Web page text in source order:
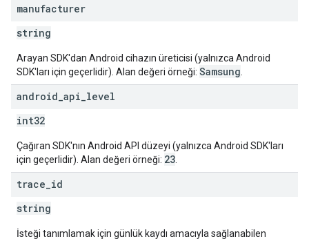
manufacturer
string
Arayan SDK'dan Android cihazın üreticisi (yalnızca Android
SDK'ları için geçerlidir). Alan değeri örneği: Samsung
android api level
int32
Çağıran SDK'nın Android API düzeyi (yalnızca Android SDK'ları
için geçerlidir). Alan değeri örneği: 23
trace id
string
İsteği tanımlamak için günlük kaydı amacıyla sağlanabilen